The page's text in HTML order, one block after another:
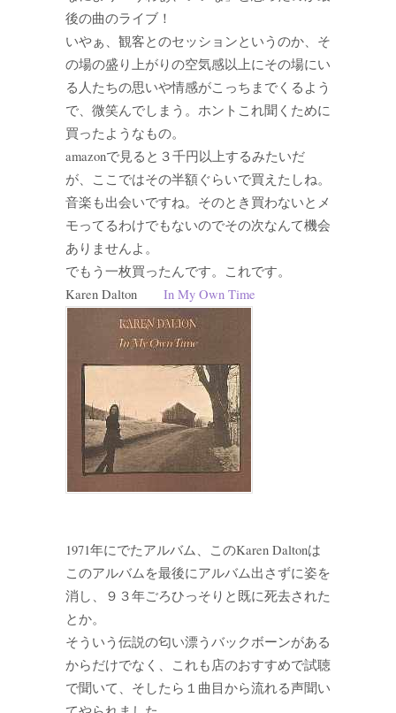
後の曲のライブ！
いやぁ、観客とのセッションというのか、そ
の場の盛り上がりの空気感以上にその場にい
る人たちの思いや情感がこっちまでくるよう
で、微笑んでしまう。ホントこれ聞くために
買ったようなもの。
amazonで見ると３千円以上するみたいだ
が、ここではその半額ぐらいで買えたしね。
音楽も出会いですね。そのとき買わないとメ
モってるわけでもないのでその次なんて機会
ありませんよ。
でもう一枚買ったんです。これです。
Karen Dalton In My Own Time
1971年にでたアルバム、このKaren Daltonは
このアルバムを最後にアルバム出さずに姿を
消し、９３年ごろひっそりと既に死去された
とか。
そういう伝説の匂い漂うバックボーンがある
からだけでなく、これも店のおすすめで試聴
で聞いて、そしたら１曲目から流れる声聞い